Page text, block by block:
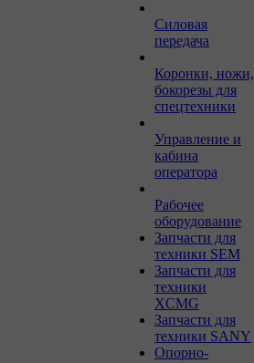
Силовая
передача
Коронки, ножи,
бокорезы для
спецтехники
Управление и
кабина
оператора
Рабочее
оборудование
Запчасти для
техники SEM
Запчасти для
техники
XCMG
Запчасти для
техники SANY
Опорно-